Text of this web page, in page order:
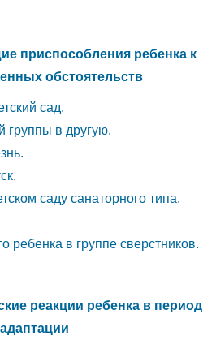
приспособления ребенка к
обстоятельств
сад.
группы в другую.
саду санаторного типа.
ребенка в группе сверстников.
реакции ребенка в период
адаптации